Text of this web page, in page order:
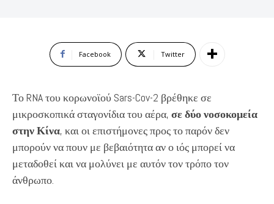
Facebook Twitter
Το RNA του κορωνοϊού Sars-Cov-2 βρέθηκε σε
μικροσκοπικά σταγονίδια του αέρα, σε δύο νοσοκομεία
στην Κίνα, και οι επιστήμονες προς το παρόν δεν
μπορούν να πουν με βεβαιότητα αν ο ιός μπορεί να
μεταδοθεί και να μολύνει με αυτόν τον τρόπο τον
άνθρωπο.